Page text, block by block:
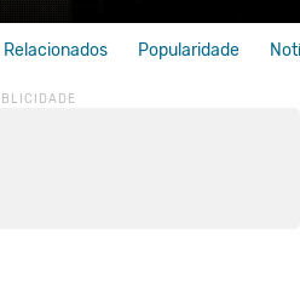
Relacionados Popularidade